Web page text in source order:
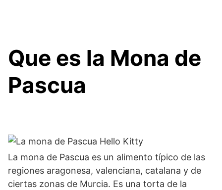
Que es la Mona de
Pascua
La mona de Pascua es un alimento típico de las
regiones aragonesa, valenciana, catalana y de
ciertas zonas de Murcia. Es una torta de la